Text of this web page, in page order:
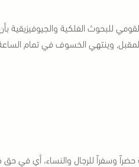
للبحوث الفلكية والجيوفيزيقية
وسفراً للرجال والنساء، أي في